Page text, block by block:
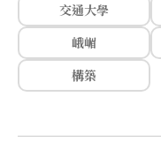
交通大學
峨嵋
構築